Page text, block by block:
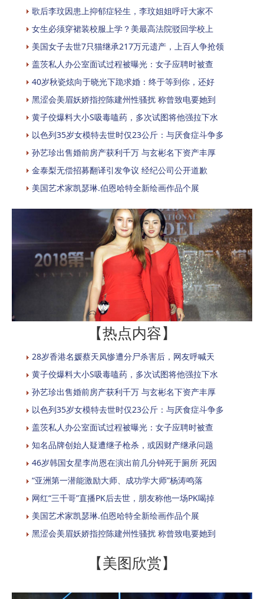
歌后李玟因患上抑郁症轻生，李玟姐姐呼吁大家不
女生必须穿裙装校服上学？美最高法院驳回学校上
美国女子去世7只猫继承217万元遗产，上百人争抢领
盖茨私人办公室面试过程被曝光：女子应聘时被查
40岁秋瓷炫向于晓光下跪求婚：终于等到你，还好
黑涩会美眉妖娇指控陈建州性骚扰 称曾致电要她到
黄子佼爆料大小S吸毒嗑药，多次试图将他强拉下水
以色列35岁女模特去世时仅23公斤：与厌食症斗争多
孙艺珍出售婚前房产获利千万 与玄彬名下资产丰厚
金泰梨无偿招募翻译引发争议 经纪公司公开道歉
美国艺术家凯瑟琳.伯恩哈特全新绘画作品个展
【热点内容】
28岁香港名媛蔡天凤惨遭分尸杀害后，网友呼喊天
黄子佼爆料大小S吸毒嗑药，多次试图将他强拉下水
孙艺珍出售婚前房产获利千万 与玄彬名下资产丰厚
以色列35岁女模特去世时仅23公斤：与厌食症斗争多
盖茨私人办公室面试过程被曝光：女子应聘时被查
知名品牌创始人疑遭继子枪杀，或因财产继承问题
46岁韩国女星李尚恩在演出前几分钟死于厕所 死因
“亚洲第一潜能激励大师、成功学大师”杨涛鸣落
网红“三千哥”直播PK后去世，朋友称他一场PK喝掉
美国艺术家凯瑟琳.伯恩哈特全新绘画作品个展
黑涩会美眉妖娇指控陈建州性骚扰 称曾致电要她到
【美图欣赏】